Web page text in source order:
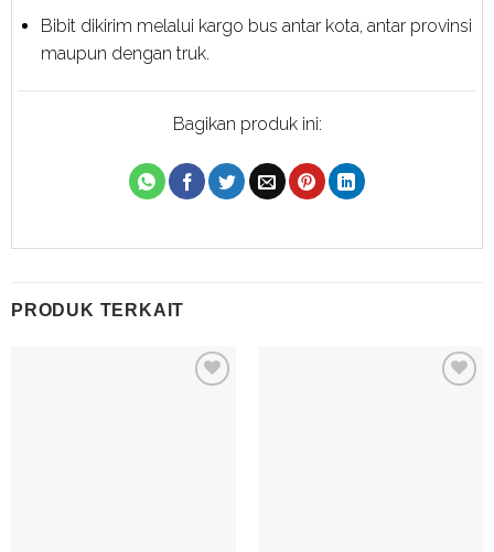
Bibit dikirim melalui kargo bus antar kota, antar provinsi
maupun dengan truk.
Bagikan produk ini:
PRODUK TERKAIT